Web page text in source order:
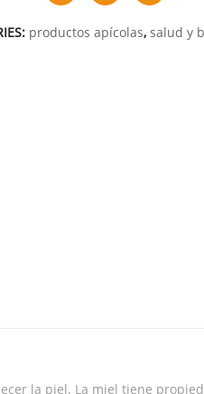
productos apícolas, salud y
la piel. La miel tiene